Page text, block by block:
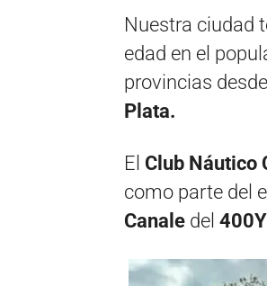
Nuestra ciudad
edad en el
provincias
Plata.
El Club Náutico
como parte del
Canale del